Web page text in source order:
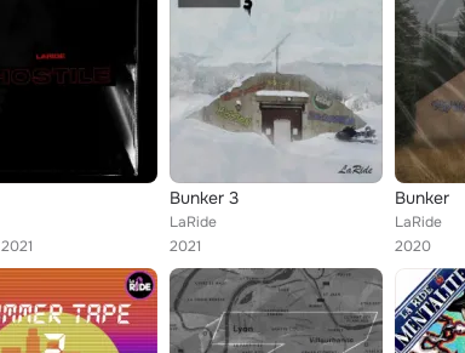
2021
Bunker 3
LaRide
2021
Bunker
LaRide
2020